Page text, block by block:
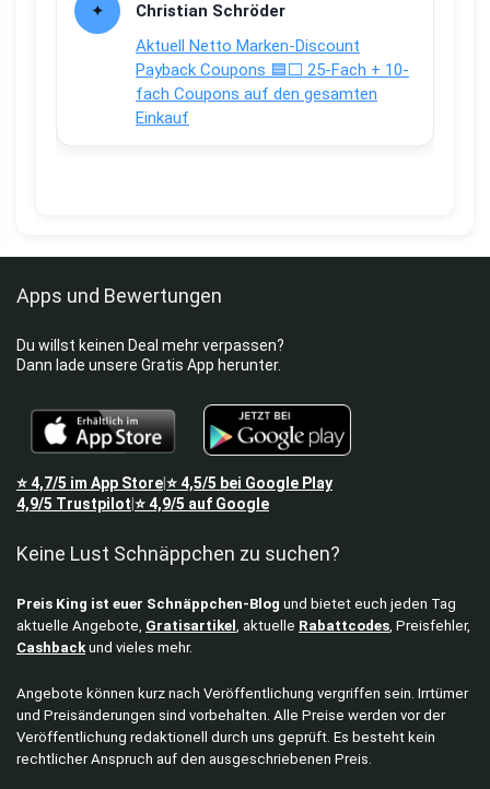
Christian Schröder
Aktuell Netto Marken-Discount
Payback Coupons 🟦⬜ 25-Fach + 10-
fach Coupons auf den gesamten
Einkauf
Apps und Bewertungen
Du willst keinen Deal mehr verpassen?
Dann lade unsere Gratis App herunter.
⭐4,7/5 im App Store⭐4,5/5 bei Google Play
4,9/5 Trustpilot ⭐4,9/5 auf Google
Keine Lust Schnäppchen zu suchen?
Preis King ist euer Schnäppchen-Blog und bietet euch jeden Tag
aktuelle Angebote, Gratisartikel , aktuelle Rabattcodes , Preisfehler,
Cashback und vieles mehr.
Angebote können kurz nach Veröffentlichung vergriffen sein. Irrtümer
und Preisänderungen sind vorbehalten. Alle Preise werden vor der
Veröffentlichung redaktionell durch uns geprüft. Es besteht kein
rechtlicher Anspruch auf den ausgeschriebenen Preis.